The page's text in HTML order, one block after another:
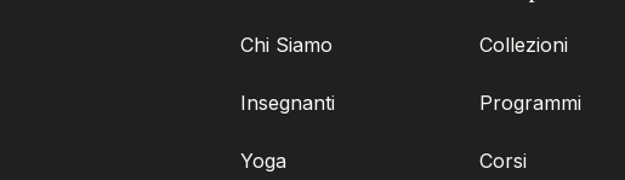
Chi Siamo
Insegnanti
Yoga
Collezioni
Programmi
Corsi